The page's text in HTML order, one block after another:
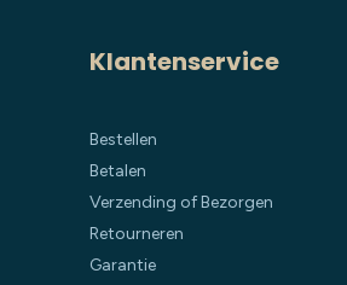
Klantenservice
Bestellen
Betalen
Verzending of Bezorgen
Retourneren
Garantie